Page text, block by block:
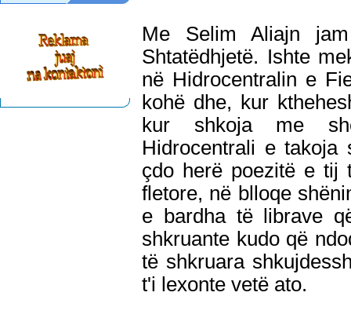
Me Selim Aliajn
Shtatëdhjetë. Ishte
në Hidrocentralin e
kohë dhe, kur
kur shkoja me
Hidrocentrali e takoja
çdo herë poezitë e tij
fletore, në blloqe
e bardha të librave
shkruante kudo që
të shkruara
t'i lexonte vetë ato.